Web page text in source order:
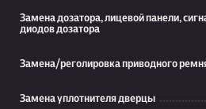
Замена дозатора, лицевой панели,
диодов дозатора
Замена/реголировка приводного
Замена уплотнителя дверцы